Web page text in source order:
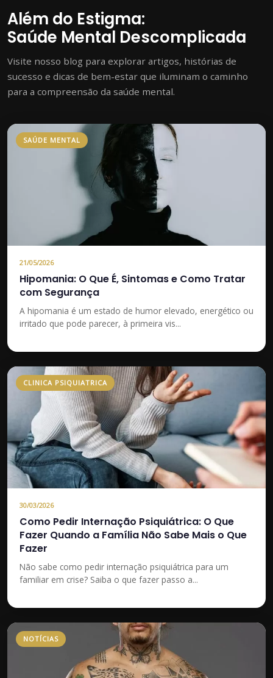
Além do Estigma:
Saúde Mental Descomplicada
Visite nosso blog para explorar artigos, histórias de
sucesso e dicas de bem-estar que iluminam o caminho
para a compreensão da saúde mental.
SAÚDE MENTAL
21/05/2026
Hipomania: O Que É, Sintomas e Como Tratar
com Segurança
A hipomania é um estado de humor elevado, energético ou
irritado que pode parecer, à primeira vis...
CLINICA PSIQUIATRICA
30/03/2026
Como Pedir Internação Psiquiátrica: O Que
Fazer Quando a Família Não Sabe Mais o Que
Fazer
Não sabe como pedir internação psiquiátrica para um
familiar em crise? Saiba o que fazer passo a...
NOTÍCIAS